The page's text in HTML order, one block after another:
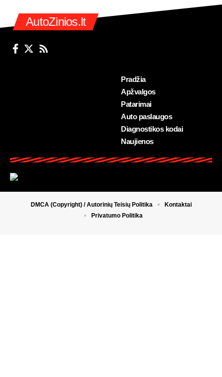
AutoZinios.lt
Pradžia
Apžvalgos
Patarimai
Auto paslaugos
Diagnostikos kodai
Naujienos
DMCA (Copyright) / Autorinių Teisių Politika
Kontaktai
Privatumo Politika